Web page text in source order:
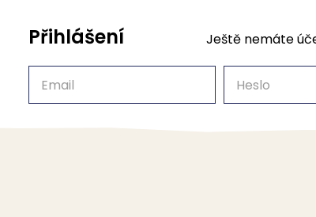
Přihlášení Ještě nemáte